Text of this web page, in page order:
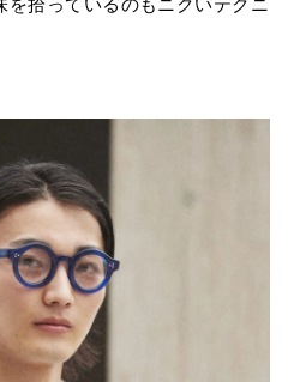
を拾っているのもニクいテクニ